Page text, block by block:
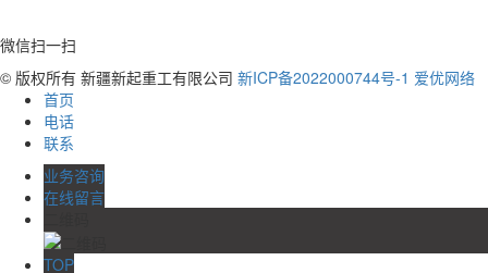
微信扫一扫
© 版权所有 新疆新起重工有限公司 新ICP备2022000744号-1 爱优网络
首页
电话
联系
业务咨询
在线留言
TOP